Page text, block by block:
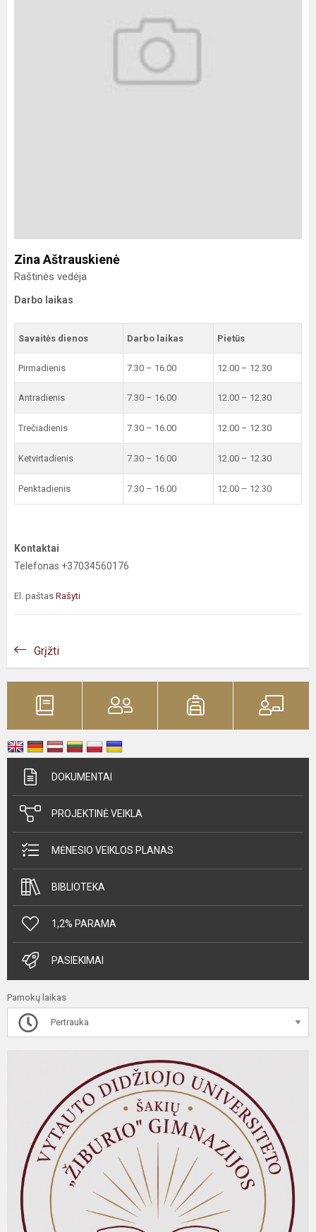
Zina Aštrauskienė
Raštinės vedėja
Darbo laikas
Savaitės dienos Darbo laikas Pietūs
Pirmadienis 7.30 – 16.00 12.00 – 12.30
Antradienis 7.30 – 16.00 12.00 – 12.30
Trečiadienis 7.30 – 16.00 12.00 – 12.30
Ketvirtadienis 7.30 – 16.00 12.00 – 12.30
Penktadienis 7.30 – 16.00 12.00 – 12.30
Kontaktai
Telefonas +37034560176
El. paštas Rašyti
Grįžti
DOKUMENTAI
PROJEKTINĖ VEIKLA
MĖNESIO VEIKLOS PLANAS
BIBLIOTEKA
1,2% PARAMA
PASIEKIMAI
Pamokų laikas
Pertrauka